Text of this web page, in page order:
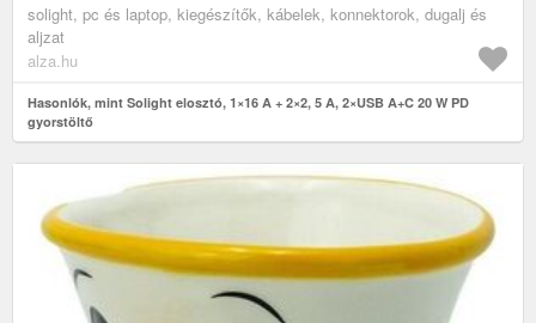
solight, pc és laptop, kiegészítők, kábelek, konnektorok, dugalj és
aljzat
alza.hu
Hasonlók, mint Solight elosztó, 1×16 A + 2×2, 5 A, 2×USB A+C 20 W PD
gyorstöltő